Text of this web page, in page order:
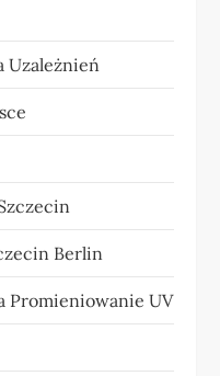
Uzależnień
Berlin
Promieniowanie UV